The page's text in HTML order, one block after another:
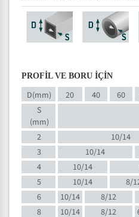
PROFİL VE BORU İÇİN
D(mm) 20 40 60
S
(mm)
2
10/14
3
10/14
4
10/14
5
10/14 8/
6
10/14 8/12
8
10/14 8/12